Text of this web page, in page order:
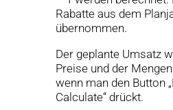
Rabatte aus dem
übernommen.
Der geplante Umsatz
Preise und der
wenn man den Button
Calculate“ drückt.